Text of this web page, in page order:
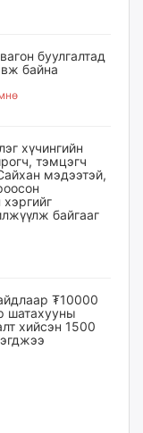
буулгалтад
байна
хүчингийн
тэмцэгч
мэдээтэй,
хэргийг
байгааг
₮10000
шатахууны
хийсэн 1500